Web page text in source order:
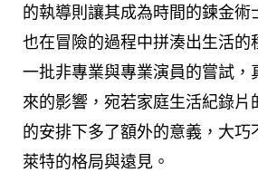
的執導則讓其成為時間的鍊金術
也在冒險的過程中拼湊出生活的
一批非專業與專業演員的嘗試，
來的影響，宛若家庭生活紀錄片
的安排下多了額外的意義，大巧
萊特的格局與遠見。